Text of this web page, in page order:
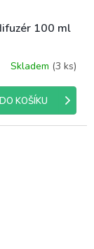
100 ml
Skladem (3 ks)
DO KOŠÍKU